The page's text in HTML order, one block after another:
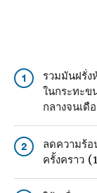
1
รวมมันฝรั่ง
ในกระทะข
กลางจนเดื
2
ลดความร้อ
ครั้งคราว